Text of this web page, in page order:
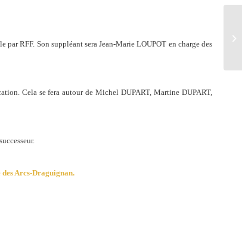
RFF. Son suppléant sera Jean-Marie LOUPOT en charge des
Cela se fera autour de Michel DUPART, Martine DUPART,
des Arcs-Draguignan.
«